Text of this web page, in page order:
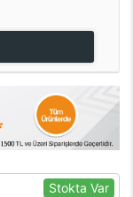
Stokta Var